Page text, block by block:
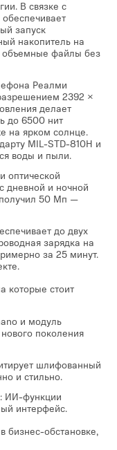
В связке с
запуск
накопитель на
объемные файлы без
Реалми
2392 ×
делает
до 6500 нит
на ярком солнце.
MIL-STD-810H и
воды и пыли.
дневной и ночной
50 Мп —
до двух
зарядка на
за 25 минут.
которые стоит
и модуль
поколения
шлифованный
и стильно.
ИИ-функции
интерфейс.
бизнес-обстановке,